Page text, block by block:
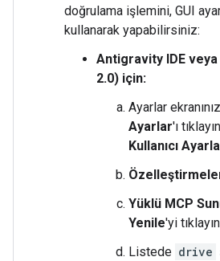
doğrulama işlemini, GUI
kullanarak yapabilirsiniz:
Antigravity IDE
2.0) için:
Ayarlar
Ayarlar'ı
Kullanıcı
Yüklü MCP
Yenile'yi
Listede drive